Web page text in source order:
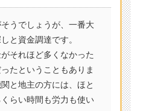
うでしょうが、一番大
と資金調達です。
それほど多くなかった
たということもありま
と地主の方には、ほと
らい時間も労力も使い